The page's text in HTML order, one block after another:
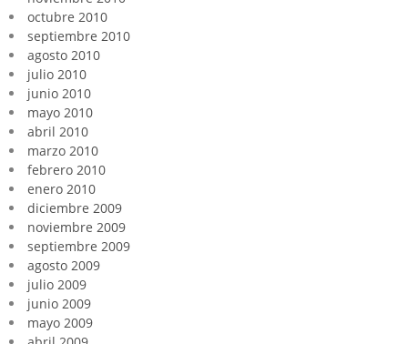
octubre 2010
septiembre 2010
agosto 2010
julio 2010
junio 2010
mayo 2010
abril 2010
marzo 2010
febrero 2010
enero 2010
diciembre 2009
noviembre 2009
septiembre 2009
agosto 2009
julio 2009
junio 2009
mayo 2009